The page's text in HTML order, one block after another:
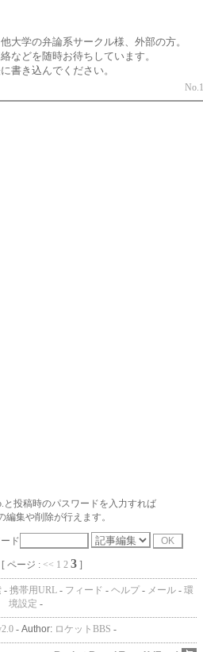
大学の弁論系サークル様、外部の方。
などを随時お待ちしています。
書き込んでください。
と投稿時のパスワードを入力すれば
編集や削除が行えます。
ド
[ ページ : << 1 2 3 ]
- 携帯用URL - フィード - ヘルプ - メール - 環
境設定 -
- Author: ロケットBBS -